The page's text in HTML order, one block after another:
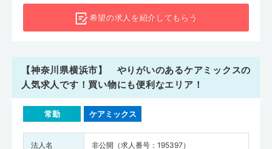
希望の求人を紹介してもらう
【神奈川県横浜市】 やりがいのあるケアミックスの
人気求人です！買い物にも便利なエリア！
常勤 ケアミックス
法人名
非公開（求人番号：195397）